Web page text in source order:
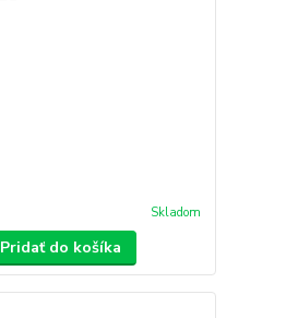
Skladom
Pridať do košíka